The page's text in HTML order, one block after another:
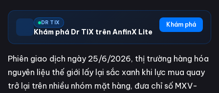
DR TIX
Khám phá Dr TiX trên AnfinX Lite
Khám phá
Phiên giao dịch ngày 25/6/2026, thị trường hàng hóa
nguyên liệu thế giới lấy lại sắc xanh khi lực mua quay
trở lại trên nhiều nhóm mặt hàng, đưa chỉ số MXV-